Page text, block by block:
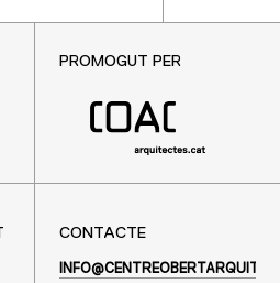
PROMOGUT PER
CONTACTE